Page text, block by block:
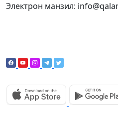
Электрон манзил: